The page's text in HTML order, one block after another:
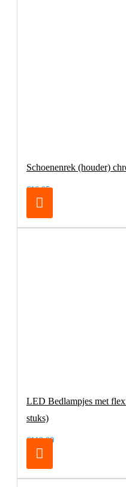
Schoenenrek (houder)
€16,95
LED Bedlampjes met
stuks)
€119,00